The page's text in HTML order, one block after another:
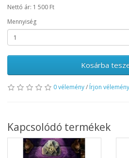
Nettó ár: 1 500 Ft
Mennyiség
Kosárba
0 vélemény/ Írjon
Kapcsolódó termékek